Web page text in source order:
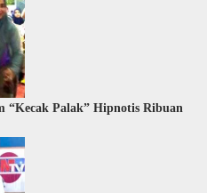
“Kecak Palak” Hipnotis Ribuan